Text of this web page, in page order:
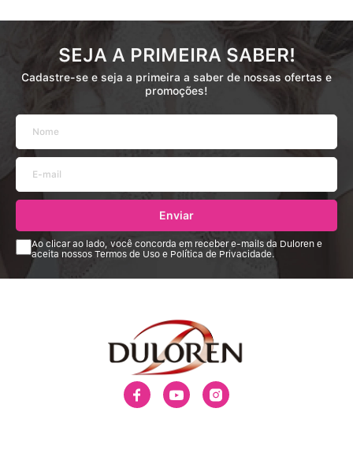
SEJA A PRIMEIRA SABER!
Cadastre-se e seja a primeira a saber de nossas ofertas e
promoções!
Enviar
Ao clicar ao lado, você concorda em receber e-mails da Duloren e
aceita nossos Termos de Uso e Política de Privacidade.